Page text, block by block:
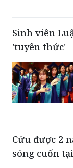
Sinh viên
'tuyên thức'
Cứu được 2
sóng cuốn